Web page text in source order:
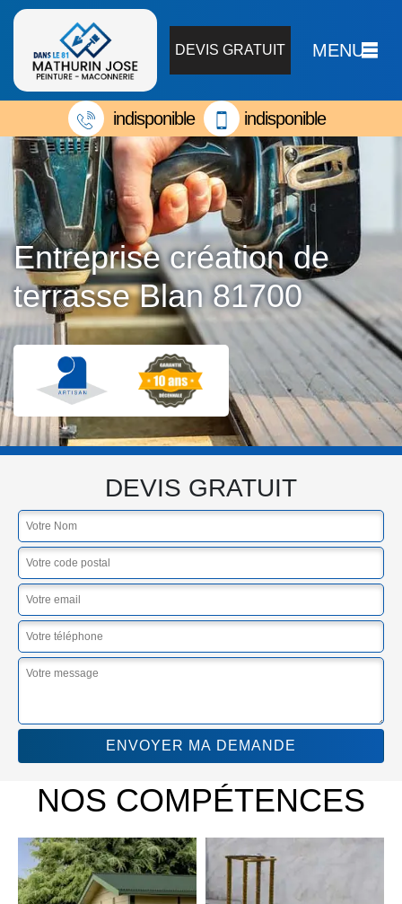
DEVIS GRATUIT MENU
indisponible indisponible
Entreprise création de
terrasse Blan 81700
DEVIS GRATUIT
NOS COMPÉTENCES